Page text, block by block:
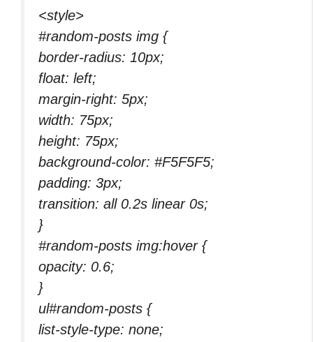
<style>
#random-posts img {
border-radius: 10px;
float: left;
margin-right: 5px;
width: 75px;
height: 75px;
background-color: #F5F5F5;
padding: 3px;
transition: all 0.2s linear 0s;
}
#random-posts img:hover {
opacity: 0.6;
}
ul#random-posts {
list-style-type: none;